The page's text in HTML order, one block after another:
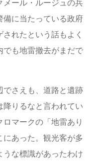
メール・ルージュの兵
備に当たっている政府
れたという話もよく
でも地雷撤去がまだで
でさえも、道路と遺跡
りるなと言われてい
マークの「地雷あり
にあった。観光客が多
うな標識があったわけ